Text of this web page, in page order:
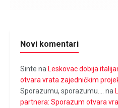
Novi komentari
Sinte na Leskovac dobija
otvara vrata zajedničkim
Sporazumu, sporazumu....
na
partnera: Sporazum otvara